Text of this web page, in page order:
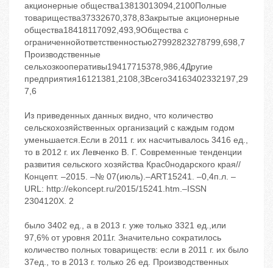
акционерные общества13813013094,2100Полные
товарищества37332670,378,8Закрытые акционерные
общества18418117092,493,9Общества с
ограниченнойответственностью27992823278799,698,7
Производственные
сельхозкооперативы19417715378,986,4Другие
предприятия16121381,2108,3Всего34163402332197,29
7,6
Из приведенных данных видно, что количество
сельскохозяйственных организаций с каждым годом
уменьшается.Если в 2011 г. их насчитывалось 3416 ед.,
то в 2012 г. их Левченко В. Г. Современные тенденции
развития сельского хозяйства Крас0нодарского края//
Концепт. –2015. –№ 07(июль).–ART15241. –0,4п.л. –
URL: http://ekoncept.ru/2015/15241.htm.–ISSN
2304120X. 2
было 3402 ед., а в 2013 г. уже только 3321 ед.,или
97,6% от уровня 2011г. Значительно сократилось
количество полных товариществ: если в 2011 г. их было
37ед., то в 2013 г. только 26 ед. Производственных